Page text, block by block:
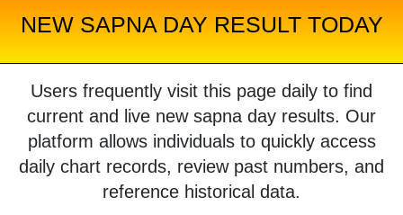
NEW SAPNA DAY RESULT TODAY
Users frequently visit this page daily to find
current and live new sapna day results. Our
platform allows individuals to quickly access
daily chart records, review past numbers, and
reference historical data.